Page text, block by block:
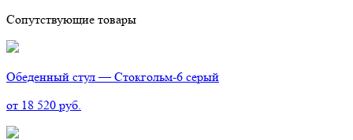
Сопутствующие товары
Обеденный стул — Стокгольм-6 серый
от 18 520 руб.